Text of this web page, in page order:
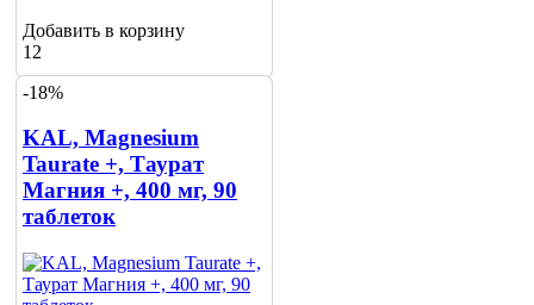
Добавить в корзину
12
-18%
KAL, Magnesium
Taurate +, Таурат
Магния +, 400 мг, 90
таблеток